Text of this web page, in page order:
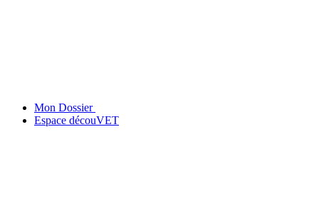
Mon Dossier
Espace découVET